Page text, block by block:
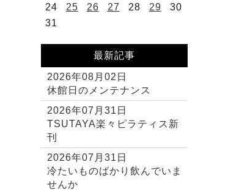
24
25 26 27 28 29
30
31
最新記事
2026年08月02日
休館日のメンテナンス
2026年07月31日
TSUTAYA楽々ピラティス新
刊
2026年07月31日
冷たいものばかり飲んでいま
せんか